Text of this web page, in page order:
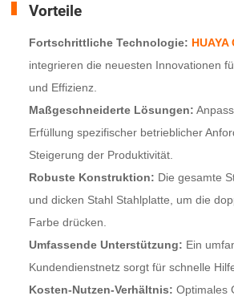
Vorteile
Fortschrittliche Technologie:
integrieren die neuesten Innovationen
und Effizienz.
Maßgeschneiderte Lösungen:
Erfüllung spezifischer betrieblicher
Steigerung der Produktivität.
Robuste Konstruktion: Die gesamte
und dicken Stahl Stahlplatte, um die
Farbe drücken.
Umfassende Unterstützung: Ein
Kundendienstnetz sorgt für schnelle
Kosten-Nutzen-Verhältnis: Optimales